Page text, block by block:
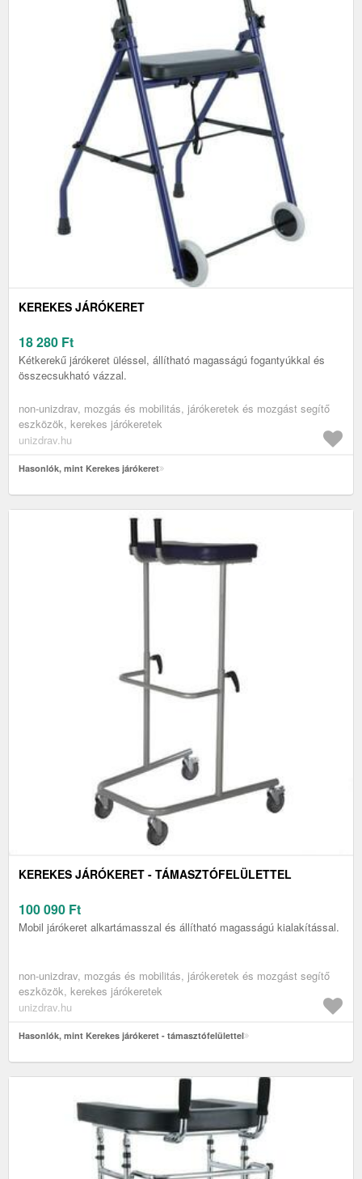
KEREKES JÁRÓKERET
18 280 Ft
Kétkerekű járókeret üléssel, állítható magasságú fogantyúkkal és
összecsukható vázzal.
non-unizdrav, mozgás és mobilitás, járókeretek és mozgást segítő
eszközök, kerekes járókeretek
unizdrav.hu
Hasonlók, mint Kerekes járókeret
KEREKES JÁRÓKERET - TÁMASZTÓFELÜLETTEL
100 090 Ft
Mobil járókeret alkartámasszal és állítható magasságú kialakítással.
non-unizdrav, mozgás és mobilitás, járókeretek és mozgást segítő
eszközök, kerekes járókeretek
unizdrav.hu
Hasonlók, mint Kerekes járókeret - támasztófelülettel